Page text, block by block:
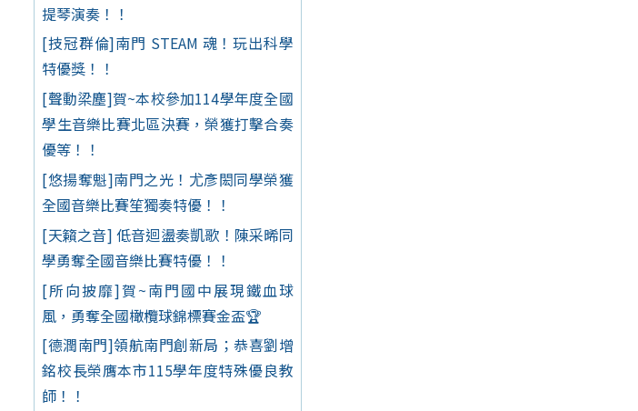
提琴演奏！！
[技冠群倫]南門 STEAM 魂！玩出科學
特優獎！！
[聲動梁塵]賀~本校參加114學年度全國
學生音樂比賽北區決賽，榮獲打擊合奏
優等！！
[悠揚奪魁]南門之光！尤彥閎同學榮獲
全國音樂比賽笙獨奏特優！！
[天籟之音] 低音迴盪奏凱歌！陳采晞同
學勇奪全國音樂比賽特優！！
[所向披靡]賀~南門國中展現鐵血球
風，勇奪全國橄欖球錦標賽金盃🏆
[德潤南門]領航南門創新局；恭喜劉增
銘校長榮膺本市115學年度特殊優良教
師！！